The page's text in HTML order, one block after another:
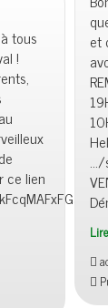
tous
!
ce lien
et
…/